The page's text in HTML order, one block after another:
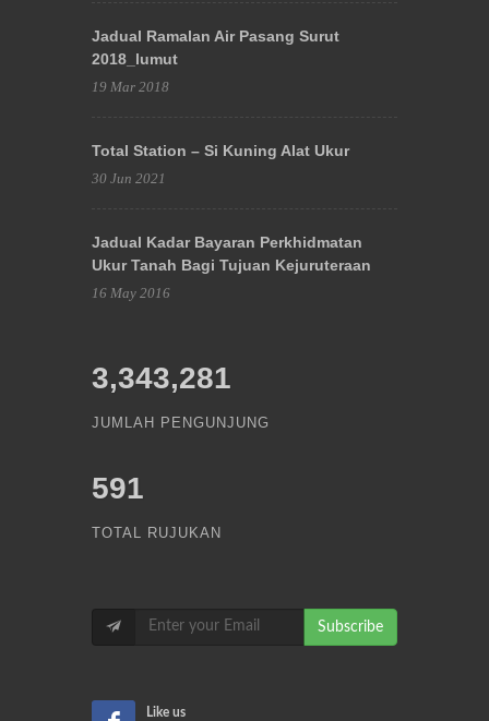
Jadual Ramalan Air Pasang Surut
2018_lumut
19 Mar 2018
Total Station – Si Kuning Alat Ukur
30 Jun 2021
Jadual Kadar Bayaran Perkhidmatan
Ukur Tanah Bagi Tujuan Kejuruteraan
16 May 2016
3,343,281
JUMLAH PENGUNJUNG
591
TOTAL RUJUKAN
Subscribe
Like us